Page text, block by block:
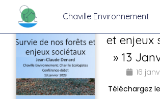
Chaville Environnement
Survie de
et enjeux
» 13
16
Téléchargez